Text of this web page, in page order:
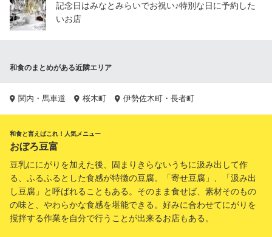
記念日はみなとみらいでお祝い♪特別な日に予約した
いお店
和食のまとめがある近隣エリア
関内・馬車道 桜木町 伊勢佐木町・長者町
和食と言えばこれ！人気メニュー
おぼろ豆富
豆乳ににがりを加えた後、固まりきらないうちに汲み出して作
る、ふるふるとした食感が特徴の豆腐。「寄せ豆腐」、「汲み出
し豆腐」と呼ばれることもある。そのまま食せば、素材そのもの
の味と、やわらかな食感を堪能できる。好みに合わせてにがりを
撹拌する作業を自分で行うことが出来るお店もある。